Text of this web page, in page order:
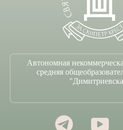
Автономная
средняя